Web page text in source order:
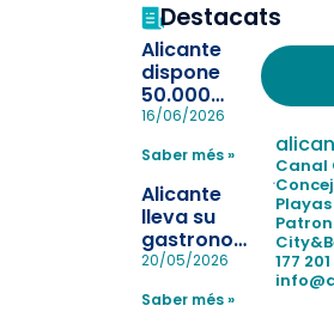
Destacats
Alicante
dispone
50.000
pulseras
la
pérdida de niños
en las
playas y
realiza con
éxito un
simulacro de
16/06/2026
Saber més »
Alicante
lleva su
gastronomía
a Madrid
reforzar el
20/05/2026
Saber més »
Canal
177 201